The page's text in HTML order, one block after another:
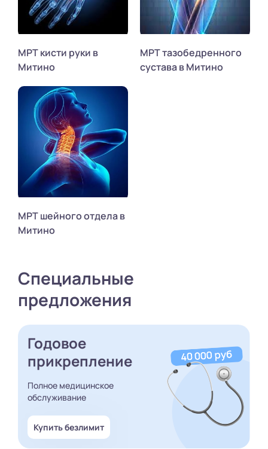
МРТ кисти руки в
Митино
МРТ тазобедренного
сустава в Митино
МРТ шейного отдела в
Митино
Специальные
предложения
Годовое
прикрепление
Полное медицинское
обслуживание
Купить безлимит